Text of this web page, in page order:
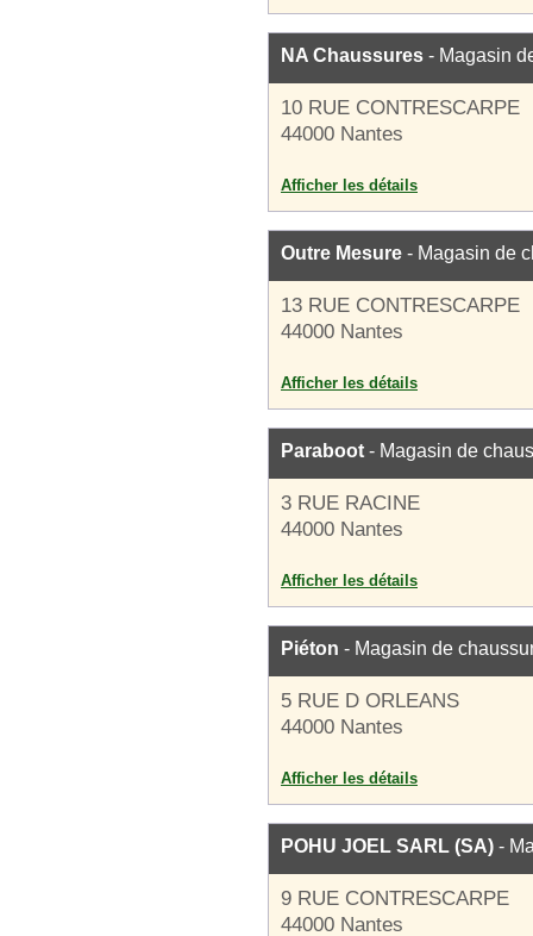
NA Chaussures - Magasin
10 RUE CONTRESCARPE
44000 Nantes
Afficher les détails
Outre Mesure - Magasin de
13 RUE CONTRESCARPE
44000 Nantes
Afficher les détails
Paraboot - Magasin de
3 RUE RACINE
44000 Nantes
Afficher les détails
Piéton - Magasin de
5 RUE D ORLEANS
44000 Nantes
Afficher les détails
POHU JOEL SARL (SA) -
9 RUE CONTRESCARPE
44000 Nantes